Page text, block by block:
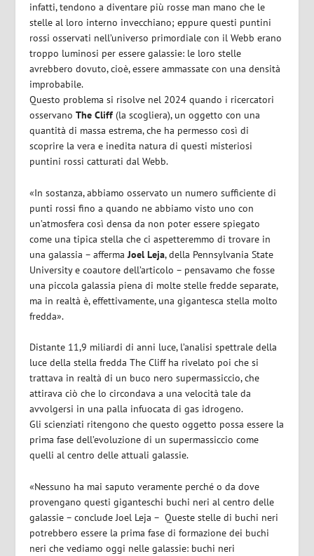
infatti, tendono a diventare più rosse man mano che le
stelle al loro interno invecchiano; eppure questi puntini
rossi osservati nell’universo primordiale con il Webb erano
troppo luminosi per essere galassie: le loro stelle
avrebbero dovuto, cioè, essere ammassate con una densità
improbabile.
Questo problema si risolve nel 2024 quando i ricercatori
osservanoThe Cliff (la scogliera), un oggetto con una
quantità di massa estrema, che ha permesso così di
scoprire la vera e inedita natura di questi misteriosi
puntini rossi catturati dal Webb.
«In sostanza, abbiamo osservato un numero sufficiente di
punti rossi fino a quando ne abbiamo visto uno con
un’atmosfera così densa da non poter essere spiegato
come una tipica stella che ci aspetteremmo di trovare in
una galassia – affermaJoel Leja, della Pennsylvania State
University e coautore dell’articolo – pensavamo che fosse
una piccola galassia piena di molte stelle fredde separate,
ma in realtà è, effettivamente, una gigantesca stella molto
fredda».
Distante 11,9 miliardi di anni luce, l’analisi spettrale della
luce della stella fredda The Cliff ha rivelato poi che si
trattava in realtà di un buco nero supermassiccio, che
attirava ciò che lo circondava a una velocità tale da
avvolgersi in una palla infuocata di gas idrogeno.
Gli scienziati ritengono che questo oggetto possa essere la
prima fase dell’evoluzione di un supermassiccio come
quelli al centro delle attuali galassie.
«Nessuno ha mai saputo veramente perché o da dove
provengano questi giganteschi buchi neri al centro delle
galassie – conclude Joel Leja – Queste stelle di buchi neri
potrebbero essere la prima fase di formazione dei buchi
neri che vediamo oggi nelle galassie: buchi neri